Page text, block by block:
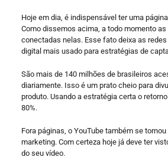
Hoje em dia, é indispensável ter uma
Como dissemos acima, a todo momento
conectadas nelas. Esse fato deixa as
digital mais usado para estratégias de
São mais de 140 milhões de brasileiros
diariamente. Isso é um prato cheio para
produto. Usando a estratégia certa o
80%.
Fora páginas, o YouTube também se
marketing. Com certeza hoje já deve ter
do seu vídeo.